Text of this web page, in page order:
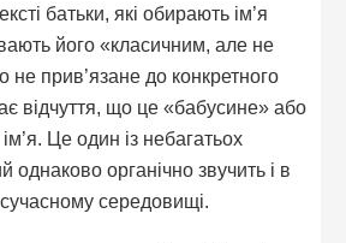
батьки, які обирають ім’я
його «класичним, але не
прив’язане до конкретного
відчуття, що це «бабусине» або
Це один із небагатьох
однаково органічно звучить і в
середовищі.